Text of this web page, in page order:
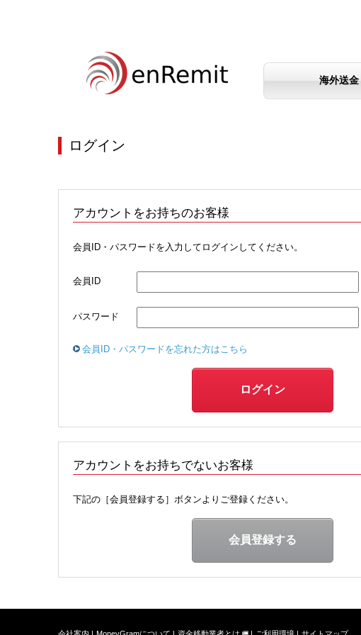
海外送金
ログイン
アカウントをお持ちのお客様
会員ID・パスワードを入力してログインしてください。
会員ID
パスワード
会員ID・パスワードを忘れた方はこちら
アカウントをお持ちでないお客様
下記の［会員登録する］ボタンよりご登録ください。